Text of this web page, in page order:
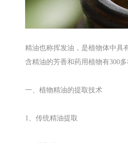
精油也称挥发油，是植物体中具
含精油的芳香和药用植物有300
一、植物精油的提取技术
1、传统精油提取